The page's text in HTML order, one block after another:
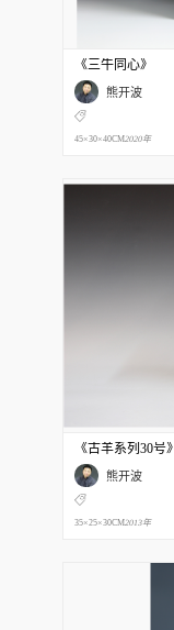
《三牛同心》
熊开波
45×30×40CM2020年
《古羊系列30号》
熊开波
35×25×30CM2013年